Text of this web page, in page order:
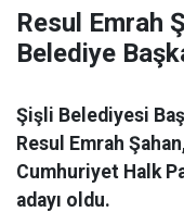
Resul Emrah
Belediye
Şişli Belediyesi
Resul Emrah
Cumhuriyet Halk
adayı oldu.